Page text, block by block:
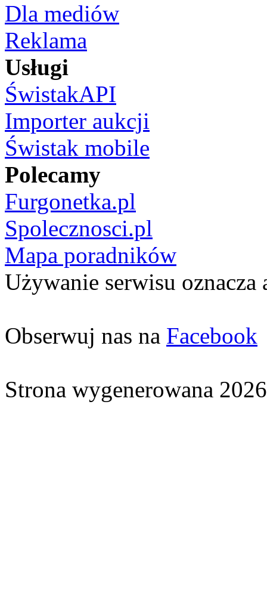
Dla mediów
Reklama
Usługi
ŚwistakAPI
Importer aukcji
Świstak mobile
Polecamy
Furgonetka.pl
Spolecznosci.pl
Mapa poradników
Używanie serwisu oznacza
Obserwuj nas na Facebook
Strona wygenerowana